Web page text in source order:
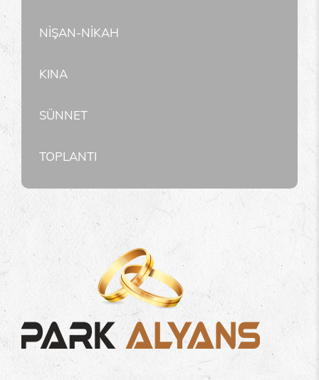
NİŞAN-NİKAH
KINA
SÜNNET
TOPLANTI